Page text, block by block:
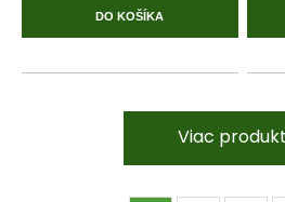
DO KOŠÍKA
Viac